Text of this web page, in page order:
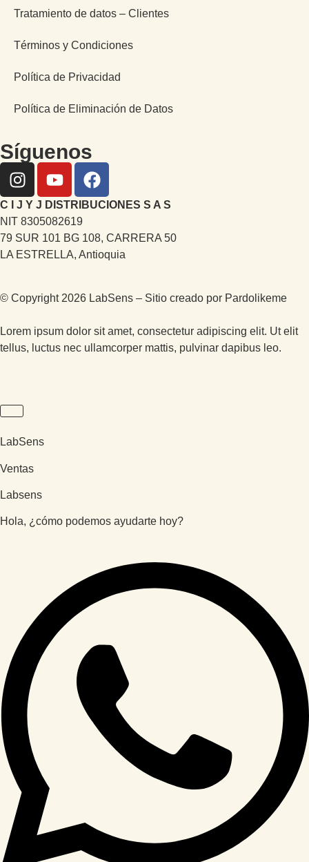
Tratamiento de datos – Clientes
Términos y Condiciones
Política de Privacidad
Política de Eliminación de Datos
Síguenos
C I J Y J DISTRIBUCIONES S A S
NIT 8305082619
79 SUR 101 BG 108, CARRERA 50
LA ESTRELLA, Antioquia
© Copyright 2026 LabSens – Sitio creado por Pardolikeme
Lorem ipsum dolor sit amet, consectetur adipiscing elit. Ut elit
tellus, luctus nec ullamcorper mattis, pulvinar dapibus leo.
LabSens
Ventas
Labsens
Hola, ¿cómo podemos ayudarte hoy?